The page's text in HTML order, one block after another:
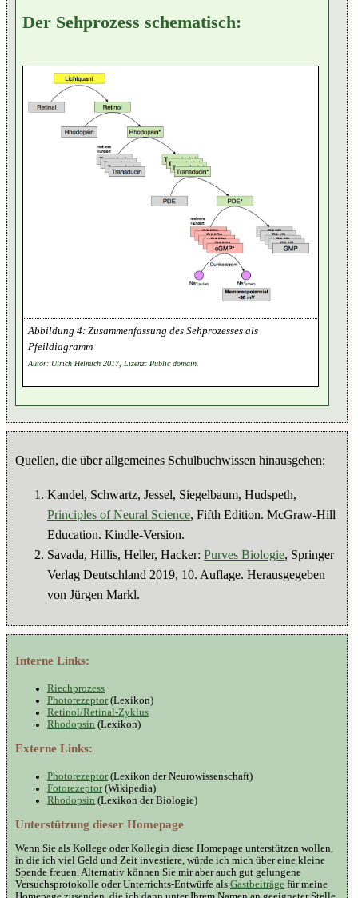
Der Sehprozess schematisch:
Zusammenfassung des Sehprozesses als
Pfeildiagramm
Autor: Ulrich Helmich 2017, Lizenz: Public domain.
Quellen, die über allgemeines Schulbuchwissen hinausgehen:
Kandel, Schwartz, Jessel, Siegelbaum, Hudspeth,
Principles of Neural Science, Fifth Edition. McGraw-Hill
Education. Kindle-Version.
Savada, Hillis, Heller, Hacker: Purves Biologie, Springer
Verlag Deutschland 2019, 10. Auflage. Herausgegeben
von Jürgen Markl.
Interne Links:
Riechprozess
Photorezeptor(Lexikon)
Retinol/Retinal-Zyklus
Rhodopsin (Lexikon)
Externe Links:
Photorezeptor(Lexikon der Neurowissenschaft)
Fotorezeptor(Wikipedia)
Rhodopsin (Lexikon der Biologie)
Unterstützung dieser Homepage
Wenn Sie als Kollege oder Kollegin diese Homepage unterstützen wollen,
in die ich viel Geld und Zeit investiere, würde ich mich über eine kleine
Spende freuen. Alternativ können Sie mir aber auch gut gelungene
Versuchsprotokolle oder Unterrichts-Entwürfe als Gastbeiträge für meine